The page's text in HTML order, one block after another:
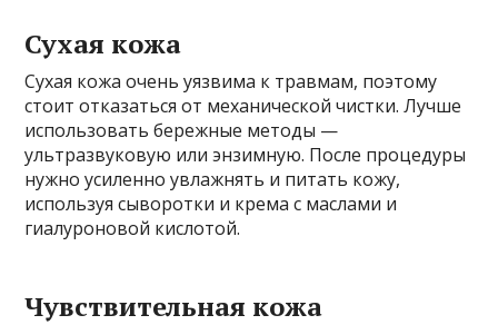
Сухая кожа
Сухая кожа очень уязвима к травмам, поэтому
стоит отказаться от механической чистки. Лучше
использовать бережные методы —
ультразвуковую или энзимную. После процедуры
нужно усиленно увлажнять и питать кожу,
используя сыворотки и крема с маслами и
гиалуроновой кислотой.
Чувствительная кожа